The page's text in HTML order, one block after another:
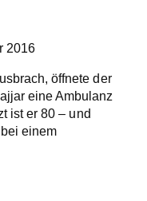
2016
öffnete der
eine Ambulanz
ist er 80 – und
einem